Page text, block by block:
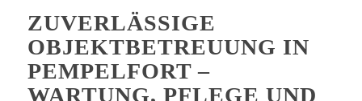
ZUVERLÄSSIGE
OBJEKTBETREUUNG IN
PEMPELFORT –
WARTUNG, PFLEGE UND